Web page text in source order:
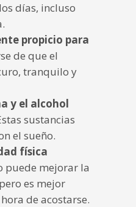
días, incluso
propicio para
de que el
tranquilo y
y el alcohol
sustancias
el sueño.
física
puede mejorar la
es mejor
de acostarse.